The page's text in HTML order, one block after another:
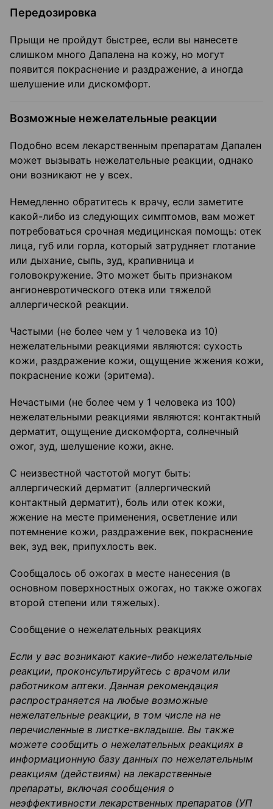
Передозировка
Прыщи не пройдут быстрее, если вы нанесете
слишком много Дапалена на кожу, но могут
появится покраснение и раздражение, а иногда
шелушение или дискомфорт.
Возможные нежелательные реакции
Подобно всем лекарственным препаратам Дапален
может вызывать нежелательные реакции, однако
они возникают не у всех.
Немедленно обратитесь к врачу, если заметите
какой-либо из следующих симптомов, вам может
потребоваться срочная медицинская помощь: отек
лица, губ или горла, который затрудняет глотание
или дыхание, сыпь, зуд, крапивница и
головокружение. Это может быть признаком
ангионевротического отека или тяжелой
аллергической реакции.
Частыми (не более чем у 1 человека из 10)
нежелательными реакциями являются: сухость
кожи, раздражение кожи, ощущение жжения кожи,
покраснение кожи (эритема).
Нечастыми (не более чем у 1 человека из 100)
нежелательными реакциями являются: контактный
дерматит, ощущение дискомфорта, солнечный
ожог, зуд, шелушение кожи, акне.
С неизвестной частотой могут быть:
аллергический дерматит (аллергический
контактный дерматит), боль или отек кожи,
жжение на месте применения, осветление или
потемнение кожи, раздражение век, покраснение
век, зуд век, припухлость век.
Сообщалось об ожогах в месте нанесения (в
основном поверхностных ожогах, но также ожогах
второй степени или тяжелых).
Сообщение о нежелательных реакциях
Если у вас возникают какие-либо нежелательные
реакции, проконсультируйтесь с врачом или
работником аптеки. Данная рекомендация
распространяется на любые возможные
нежелательные реакции, в том числе на не
перечисленные в листке-вкладыше. Вы также
можете сообщить о нежелательных реакциях в
информационную базу данных по нежелательным
реакциям (действиям) на лекарственные
препараты, включая сообщения о
неэффективности лекарственных препаратов (УП